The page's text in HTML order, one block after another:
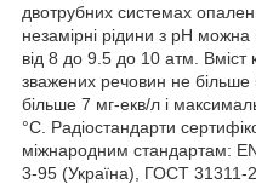
двотрубних системах
незамірні рідини з pH
від 8 до 9.5 до 10 атм. Вміст
зважених речовин не
більше 7 мг-екв/л і
°C. Радіостандарти
міжнародним стандартам:
3-95 (Україна), ГОСТ 31311-